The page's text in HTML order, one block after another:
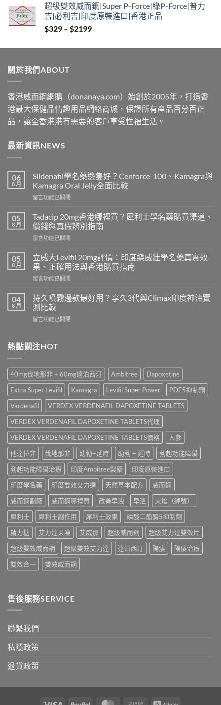
$379
through
$2229
超級雙效威而鋼|Super P-Force|綠P-Force|普力
吉|必利吉|印度原裝進口|香港正品
$329 – $2199Price
$329
關於我們ABOUT
香港威而鋼網購（donanaya.com）始創於2005年，打造香
港最大保健品情趣用品網絡商城，保證所有產品百分百正
品，讓全香港港有需要的客戶享受性福生活。
最新資訊NEWS
06
8 月
Sildenafil學名藥邊隻好？Cenforce-100、Kamagra與
Kamagra Oral Jelly全面比較
在
學
名
藥
邊
好？
Cenforce-
100、
Kamagra
Kamagra
Oral
全
較〉
留言功能已關閉
05
8 月
Tadacip 20mg香港哪裡買？犀利士學名藥購買渠道、
價錢與真假辨別指南
在
20mg
香
港
哪
買？
犀
利
士
藥
渠
道、
價
錢
與
真
假
辨
別
指
南〉
中
留言功能已關閉
05
8 月
立威大Levifil 20mg評價：印度樂威壯學名藥真實效
果、正確用法與香港購買指南
在
威
大
Levifil
20mg
印
威
壯
名
藥
真
實
效
果、
正
確
用
法
與
香
港
購
買
指
南〉
中
留言功能已關閉
04
8 月
持久噴霧邊款最好用？享久3代與Climax印度神油實
測比較
在
噴
霧
款
最
好
用？
享
久
3
代
與
Climax
印
度
神
油
實
測
比
較〉
留言功能已關閉
熱點關注HOT
40mg伐地那非 + 60mg達泊西汀 Ambitree
Dapoxetine
Extra Super Levifil
Kamagra Levifil Super Power
PDE5抑制劑
Vardenafil
VERDEX VERDENAFIL DAPOXETINE TABLETS
VERDEX VERDENAFIL DAPOXETINE TABLETS代理
VERDEX VERDENAFIL DAPOXETINE TABLETS價格
人參
他達拉非
伐地那非 助勃+延時 助勃 + 延時
勃起功能障礙
勃起功能障礙治療
印度Ambitree製藥
印度原裝進口
印度學名藥
印度雙效艾力達 天然草本配方
威而鋼
威而鋼副廠
威而鋼哪裡買 改善早洩 早泄
火焰（綽號）
犀利士
犀利士副作用 犀利士效果
磷酸二酯酶5抑制劑
精力糖
艾力達果凍 艾威那 超級威而鋼
超級艾力達雙效片
超級雙效威而鋼
超級雙效艾力達 達泊西汀 陽痿
陽痿治療
雙效合一
雙效威而鋼
售後服務SERVICE
聯繫我們
私隱政策
退貨政策